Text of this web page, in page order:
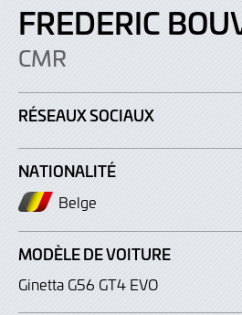
FREDERIC
CMR
RÉSEAUX SOCIAUX
NATIONALITÉ
Belge
MODÈLE DE VOITURE
Ginetta G56 GT4 EVO